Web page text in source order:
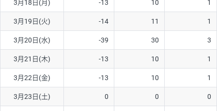
ソ/円は10万通貨単位。
3月18日(月) -13 10 1
3月19日(火) -14 11 1
3月20日(水) -39 30 3
3月21日(木) -13 10 1
3月22日(金) -13 10 1
3月23日(土) 0 0 0